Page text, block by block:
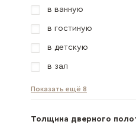
в ванную
в гостиную
в детскую
в зал
Показать ещё 8
Толщина дверного